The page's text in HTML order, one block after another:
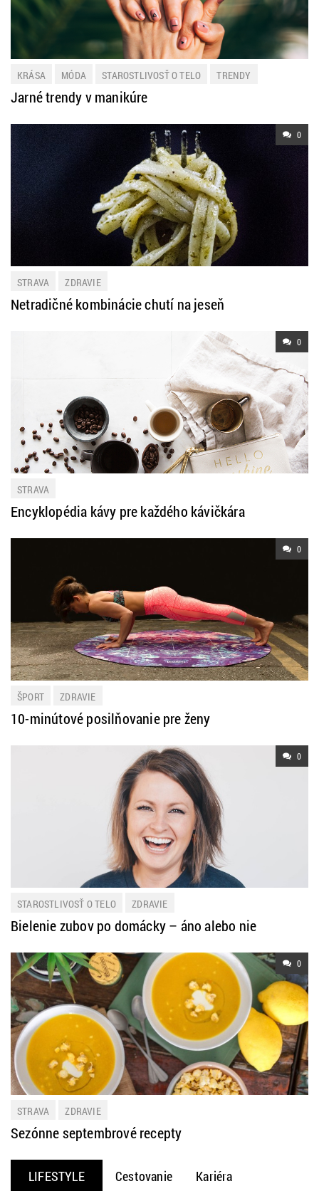
Jarné trendy v manikúre
KRÁSA MÓDA STAROSTLIVOSŤ O TELO TRENDY
0
Netradičné kombinácie chutí na jeseň
STRAVA ZDRAVIE
0
Encyklopédia kávy pre každého kávičkára
STRAVA
0
10-minútové posilňovanie pre ženy
ŠPORT ZDRAVIE
0
Bielenie zubov po domácky – áno alebo nie
STAROSTLIVOSŤ O TELO ZDRAVIE
0
Sezónne septembrové recepty
STRAVA ZDRAVIE
LIFESTYLE Cestovanie
Kariéra